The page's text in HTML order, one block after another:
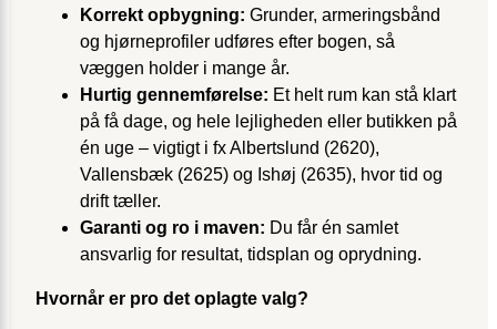
Korrekt opbygning: Grunder, armeringsbånd
og hjørneprofiler udføres efter bogen, så
væggen holder i mange år.
Hurtig gennemførelse: Et helt rum kan stå klart
på få dage, og hele lejligheden eller butikken på
én uge – vigtigt i fx Albertslund (2620),
Vallensbæk (2625) og Ishøj (2635), hvor tid og
drift tæller.
Garanti og ro i maven: Du får én samlet
ansvarlig for resultat, tidsplan og oprydning.
Hvornår er pro det oplagte valg?